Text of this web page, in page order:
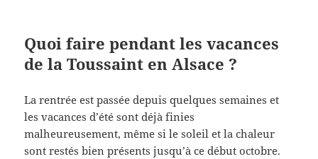
Quoi faire pendant les vacances
de la Toussaint en Alsace ?
La rentrée est passée depuis quelques semaines et
les vacances d’été sont déjà finies
malheureusement, même si le soleil et la chaleur
sont restés bien présents jusqu’à ce début octobre.